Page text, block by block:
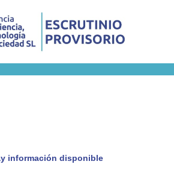
información disponible